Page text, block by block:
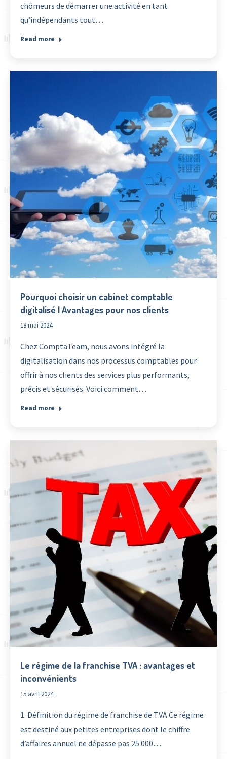
chômeurs de démarrer une activité en tant
qu’indépendants tout…
Read more
Pourquoi choisir un cabinet comptable
digitalisé | Avantages pour nos clients
18 mai 2024
Chez ComptaTeam, nous avons intégré la
digitalisation dans nos processus comptables pour
offrir à nos clients des services plus performants,
précis et sécurisés. Voici comment…
Read more
Le régime de la franchise TVA : avantages et
inconvénients
15 avril 2024
1. Définition du régime de franchise de TVA Ce régime
est destiné aux petites entreprises dont le chiffre
d’affaires annuel ne dépasse pas 25 000…